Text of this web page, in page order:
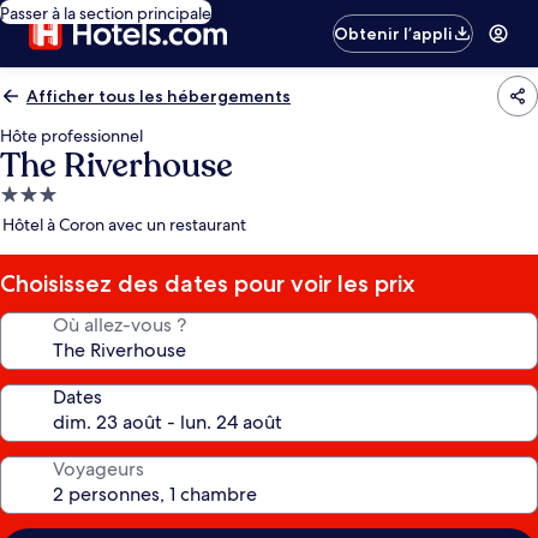
Passer à la section principale
Obtenir l’appli
Afficher tous les hébergements
Hôte professionnel
The Riverhouse
Hébergement
3.0 étoiles
Hôtel à Coron avec un restaurant
Choisissez des dates pour voir les prix
Où allez-vous ?
Dates
Voyageurs